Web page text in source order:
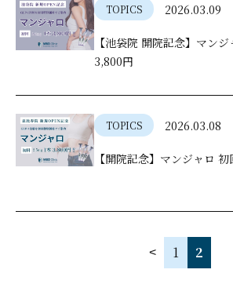
TOPICS 2026.03.09
【池袋院 開院記念】マン
3,800円
TOPICS 2026.03.08
【開院記念】マンジャロ
1 2